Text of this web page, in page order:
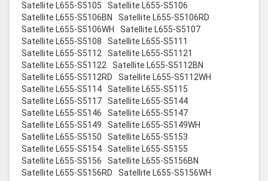
Satellite L655-S5105
Satellite L655-S5106
Satellite L655-S5106BN
Satellite L655-S5106RD
Satellite L655-S5106WH
Satellite L655-S5107
Satellite L655-S5108
Satellite L655-S5111
Satellite L655-S5112
Satellite L655-S51121
Satellite L655-S51122
Satellite L655-S5112BN
Satellite L655-S5112RD
Satellite L655-S5112WH
Satellite L655-S5114
Satellite L655-S5115
Satellite L655-S5117
Satellite L655-S5144
Satellite L655-S5146
Satellite L655-S5147
Satellite L655-S5149
Satellite L655-S5149WH
Satellite L655-S5150
Satellite L655-S5153
Satellite L655-S5154
Satellite L655-S5155
Satellite L655-S5156
Satellite L655-S5156BN
Satellite L655-S5156RD
Satellite L655-S5156WH